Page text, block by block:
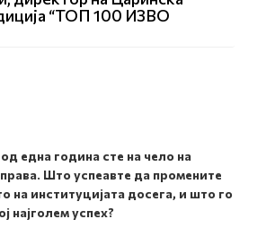
“ТОП 100 ИЗВО
една година сте на чело на
Што успеавте да промените
на институцијата досега, и што го
најголем успех?